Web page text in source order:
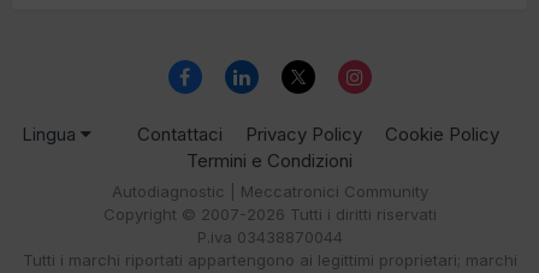
Lingua Contattaci Privacy Policy
Cookie Policy
Termini e Condizioni
Autodiagnostic | Meccatronici Community
Copyright © 2007-2026 Tutti i diritti riservati
P.iva 03438870044
Tutti i marchi riportati appartengono ai legittimi proprietari; marchi